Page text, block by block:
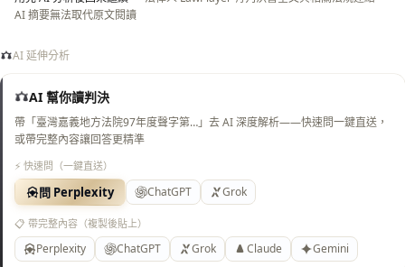
AI 摘要無法取代原文閱讀
AI 延伸分析
AI 幫你讀判決
帶「臺灣嘉義地方法院97年度聲字第…」去 AI 深度解析——快速問一鍵直送，
或帶完整內容讓回答更精準
⚡ 快速問（一鍵直送）
問 Perplexity ChatGPT Grok
📋 帶完整內容（複製後貼上）
Perplexity ChatGPT Grok Claude Gemini